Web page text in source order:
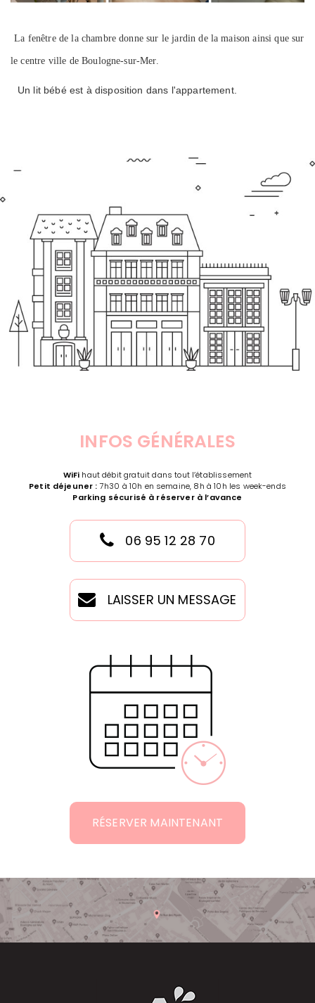
La fenêtre de la chambre donne sur le jardin de la maison ainsi que sur
le centre ville de Boulogne-sur-Mer.
Un lit bébé est à disposition dans l'appartement.
INFOS GÉNÉRALES
WiFi haut débit gratuit dans tout l’établissement
Petit déjeuner :7h30 à 10h en semaine, 8h à 10h les week-ends
Parking sécurisé à réserver à l’avance
06 95 12 28 70
LAISSER UN MESSAGE
RÉSERVER MAINTENANT